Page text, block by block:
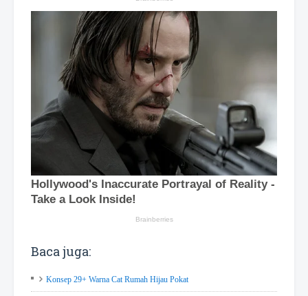
Baca juga:
Konsep 29+ Warna Cat Rumah Hijau Pokat